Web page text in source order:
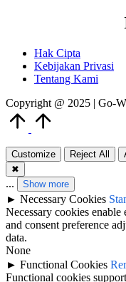
Hak Cipta
Kebijakan Privasi
Tentang Kami
Copyright @ 2025 | Go-
Customize Reject All
✖
... Show more
► Necessary Cookies
Necessary cookies enable
and consent preference
data.
None
► Functional Cookies
Functional cookies